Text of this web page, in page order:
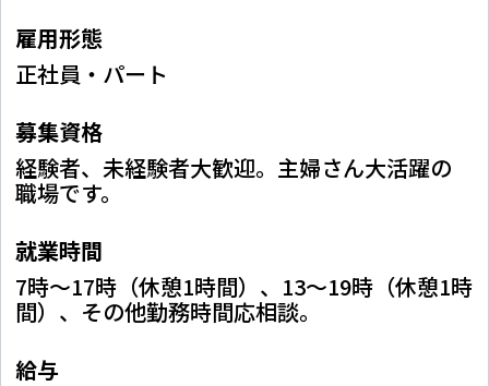
雇用形態
正社員・パート
募集資格
経験者、未経験者大歓迎。主婦さん大活躍の
職場です。
就業時間
7時～17時（休憩1時間）、13～19時（休憩1時
間）、その他勤務時間応相談。
給与